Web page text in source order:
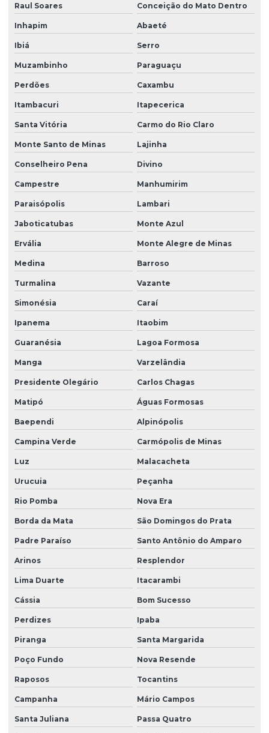
Topografia com drone
Raul Soares Conceição do Mato Dentro
Inhapim Abaeté
Ibiá Serro
Muzambinho Paraguaçu
Perdões Caxambu
Itambacuri Itapecerica
Santa Vitória Carmo do Rio Claro
Monte Santo de Minas Lajinha
Conselheiro Pena Divino
Campestre Manhumirim
Paraisópolis Lambari
Jaboticatubas Monte Azul
Ervália Monte Alegre de Minas
Medina Barroso
Turmalina Vazante
Simonésia Caraí
Ipanema Itaobim
Guaranésia Lagoa Formosa
Manga Varzelândia
Presidente Olegário Carlos Chagas
Matipó Águas Formosas
Baependi Alpinópolis
Campina Verde Carmópolis de Minas
Luz Malacacheta
Urucuia Peçanha
Rio Pomba Nova Era
Borda da Mata São Domingos do Prata
Padre Paraíso Santo Antônio do Amparo
Arinos Resplendor
Lima Duarte Itacarambi
Cássia Bom Sucesso
Perdizes Ipaba
Piranga Santa Margarida
Poço Fundo Nova Resende
Raposos Tocantins
Campanha Mário Campos
Santa Juliana Passa Quatro